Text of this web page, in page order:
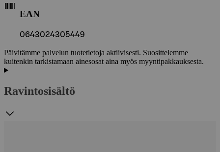
EAN
0643024305449
Päivitämme palvelun tuotetietoja aktiivisesti. Suosittelemme
kuitenkin tarkistamaan ainesosat aina myös myyntipakkauksesta.
Ravintosisältö